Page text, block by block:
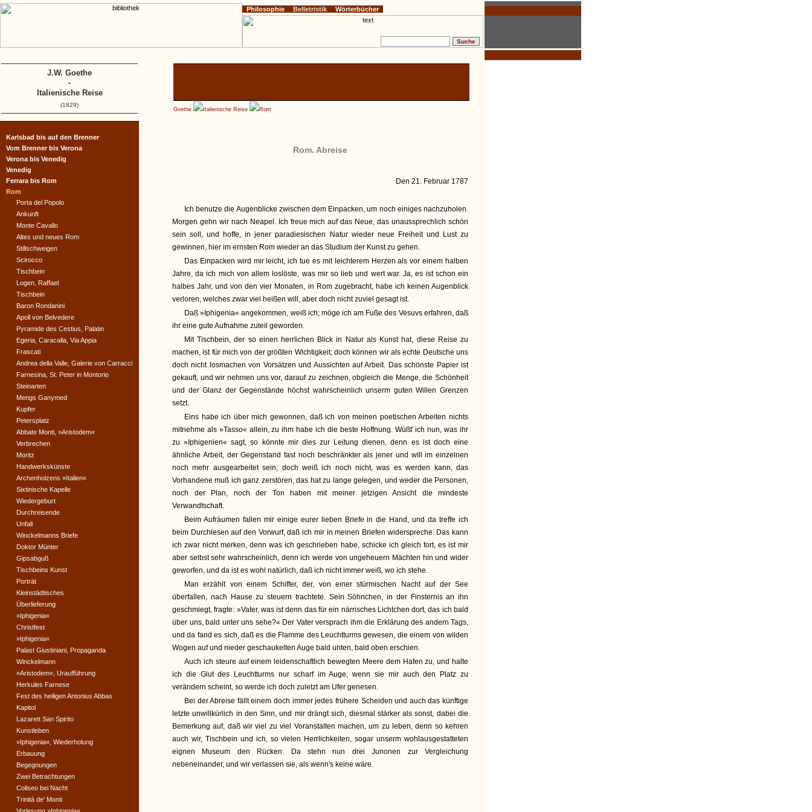
Goethe Italienische Reise Rom
Rom. Abreise
Den 21. Februar 1787
Ich benutze die Augenblicke zwischen dem Einpacken, um noch einiges nachzuholen.
Morgen gehn wir nach Neapel. Ich freue mich auf das Neue, das unaussprechlich schön
sein soll, und hoffe, in jener paradiesischen Natur wieder neue Freiheit und Lust zu
gewinnen, hier im ernsten Rom wieder an das Studium der Kunst zu gehen.
Das Einpacken wird mir leicht, ich tue es mit leichterem Herzen als vor einem halben
Jahre, da ich mich von allem loslöste, was mir so lieb und wert war. Ja, es ist schon ein
halbes Jahr, und von den vier Monaten, in Rom zugebracht, habe ich keinen Augenblick
verloren, welches zwar viel heißen will, aber doch nicht zuviel gesagt ist.
Daß »Iphigenia« angekommen, weiß ich; möge ich am Fuße des Vesuvs erfahren, daß
ihr eine gute Aufnahme zuteil geworden.
Mit Tischbein, der so einen herrlichen Blick in Natur als Kunst hat, diese Reise zu
machen, ist für mich von der größten Wichtigkeit; doch können wir als echte Deutsche uns
doch nicht losmachen von Vorsätzen und Aussichten auf Arbeit. Das schönste Papier ist
gekauft, und wir nehmen uns vor, darauf zu zeichnen, obgleich die Menge, die Schönheit
und der Glanz der Gegenstände höchst wahrscheinlich unserm guten Willen Grenzen
setzt.
Eins habe ich über mich gewonnen, daß ich von meinen poetischen Arbeiten nichts
mitnehme als »Tasso« allein, zu ihm habe ich die beste Hoffnung. Wüßt' ich nun, was ihr
zu »Iphigenien« sagt, so könnte mir dies zur Leitung dienen, denn es ist doch eine
ähnliche Arbeit, der Gegenstand fast noch beschränkter als jener und will im einzelnen
noch mehr ausgearbeitet sein; doch weiß ich noch nicht, was es werden kann, das
Vorhandene muß ich ganz zerstören, das hat zu lange gelegen, und weder die Personen,
noch der Plan, noch der Ton haben mit meiner jetzigen Ansicht die mindeste
Verwandtschaft.
Beim Aufräumen fallen mir einige eurer lieben Briefe in die Hand, und da treffe ich
beim Durchlesen auf den Vorwurf, daß ich mir in meinen Briefen widerspreche. Das kann
ich zwar nicht merken, denn was ich geschrieben habe, schicke ich gleich fort, es ist mir
aber selbst sehr wahrscheinlich, denn ich werde von ungeheuern Mächten hin und wider
geworfen, und da ist es wohl natürlich, daß ich nicht immer weiß, wo ich stehe.
Man erzählt von einem Schiffer, der, von einer stürmischen Nacht auf der See
überfallen, nach Hause zu steuern trachtete. Sein Söhnchen, in der Finsternis an ihn
geschmiegt, fragte: »Vater, was ist denn das für ein närrisches Lichtchen dort, das ich bald
über uns, bald unter uns sehe?« Der Vater versprach ihm die Erklärung des andern Tags,
und da fand es sich, daß es die Flamme des Leuchtturms gewesen, die einem von wilden
Wogen auf und nieder geschaukelten Auge bald unten, bald oben erschien.
Auch ich steure auf einem leidenschaftlich bewegten Meere dem Hafen zu, und halte
ich die Glut des Leuchtturms nur scharf im Auge, wenn sie mir auch den Platz zu
verändern scheint, so werde ich doch zuletzt am Ufer genesen.
Bei der Abreise fällt einem doch immer jedes frühere Scheiden und auch das künftige
letzte unwillkürlich in den Sinn, und mir drängt sich, diesmal stärker als sonst, dabei die
Bemerkung auf, daß wir viel zu viel Voranstalten machen, um zu leben, denn so kehren
auch wir, Tischbein und ich, so vielen Herrlichkeiten, sogar unserm wohlausgestatteten
eignen Museum den Rücken. Da stehn nun drei Junonen zur Vergleichung
nebeneinander, und wir verlassen sie, als wenn's keine wäre.
Karlsbad bis auf den Brenner
Vom Brenner bis Verona
Verona bis Venedig
Venedig
Ferrara bis Rom
Rom
Porta del Popolo
Ankunft
Monte Cavallo
Altes und neues Rom
Stillschweigen
Scirocco
Tischbein
Logen, Raffael
Tischbein
Baron Rondanini
Apoll von Belvedere
Pyramide des Cestius, Palatin
Egeria, Caracalla, Via Appia
Frascati
Andrea della Valle, Galerie von Carracci
Farnesina, St. Peter in Montorio
Steinarten
Mengs Ganymed
Kupfer
Petersplatz
Abbate Monti, »Aristodem«
Verbrechen
Moritz
Handwerkskünste
Archenholzens »Italien«
Sixtinische Kapelle
Wiedergeburt
Durchreisende
Unfall
Winckelmanns Briefe
Doktor Münter
Gipsabguß
Tischbeins Kunst
Porträt
Kleinstädtisches
Überlieferung
»Iphigenia«
Christfest
»Iphigenia«
Palast Giustiniani, Propaganda
Winckelmann
»Aristodem«, Uraufführung
Herkules Farnese
Fest des heiligen Antonius Abbas
Kapitol
Lazarett San Spirito
Kunstleben
»Iphigenia«, Wiederholung
Erbauung
Begegnungen
Zwei Betrachtungen
Coliseo bei Nacht
Trinità de' Monti
Philosophie Belletristik Wörterbücher
J.W. Goethe
-
Italienische Reise
(1829)